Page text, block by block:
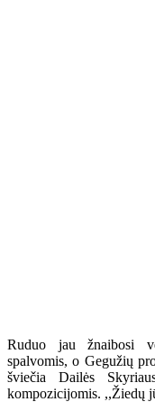
Ruduo jau žnaibosi
spalvomis, o Gegužių
šviečia Dailės
kompozicijomis. ,,Žiedų